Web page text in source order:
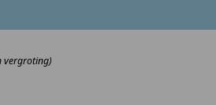
vergroting)